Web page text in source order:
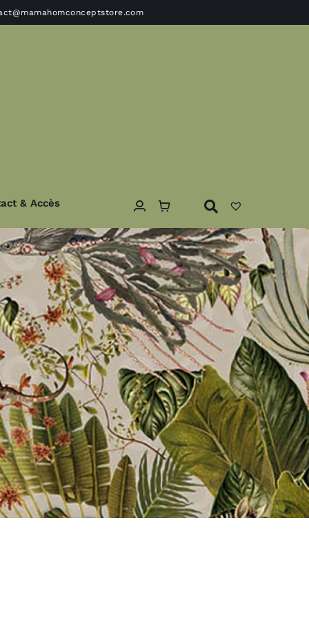
Textile
Coussins – Edredons- plaids
Linge de table et de cuisine
Rideaux
Tapis
Paillasson
Mode
Les papa’s Bracelets / Chaussettes / Ceintures / Parfums
Prêt àp’
Sous vêtements
Bijoux
Colliers / Bracelets / Boucles d'oreille /Clap
& Accès